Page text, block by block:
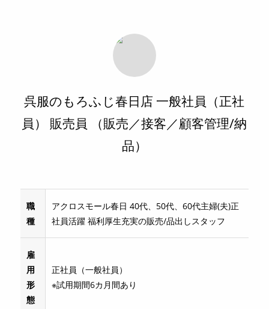
呉服のもろふじ春日店 一般社員（正社
員） 販売員 （販売／接客／顧客管理/納
品）
職
種
アクロスモール春日 40代、50代、60代主婦(夫)正
社員活躍 福利厚生充実の販売/品出しスタッフ
雇
用
形
態
正社員（一般社員）
※試用期間6カ月間あり